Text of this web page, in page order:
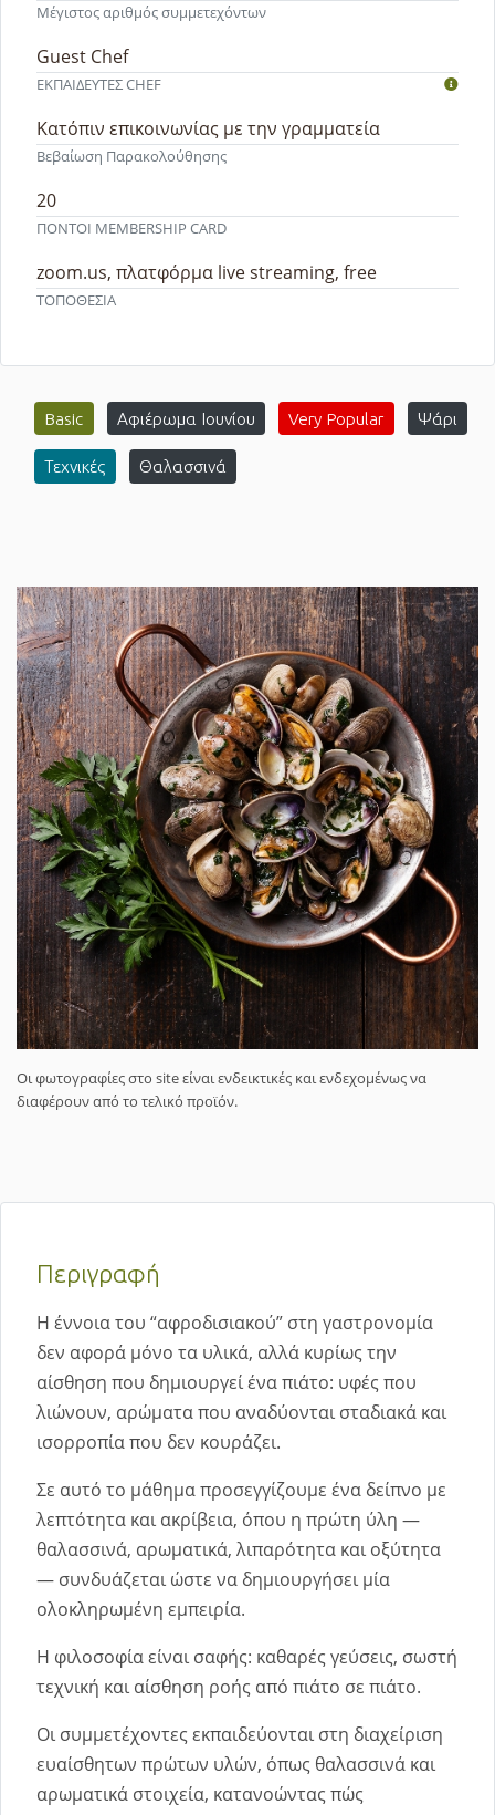
Μέγιστος αριθμός συμμετεχόντων
ΕΚΠΑΙΔΕΥΤEΣ CHEF
Guest Chef
Βεβαίωση Παρακολούθησης
Κατόπιν επικοινωνίας με την γραμματεία
ΠΟΝΤΟΙ MEMBERSHIP CARD
20
ΤΟΠΟΘΕΣΙΑ
zoom.us, πλατφόρμα live streaming, free
Basic Αφιέρωμα Ιουνίου Very Popular Ψάρι
Τεχνικές Θαλασσινά
Οι φωτογραφίες στο site είναι ενδεικτικές και ενδεχομένως να
διαφέρουν από το τελικό προϊόν.
Περιγραφή
Η έννοια του “αφροδισιακού” στη γαστρονομία
δεν αφορά μόνο τα υλικά, αλλά κυρίως την
αίσθηση που δημιουργεί ένα πιάτο: υφές που
λιώνουν, αρώματα που αναδύονται σταδιακά και
ισορροπία που δεν κουράζει.
Σε αυτό το μάθημα προσεγγίζουμε ένα δείπνο με
λεπτότητα και ακρίβεια, όπου η πρώτη ύλη —
θαλασσινά, αρωματικά, λιπαρότητα και οξύτητα
— συνδυάζεται ώστε να δημιουργήσει μία
ολοκληρωμένη εμπειρία.
Η φιλοσοφία είναι σαφής: καθαρές γεύσεις, σωστή
τεχνική και αίσθηση ροής από πιάτο σε πιάτο.
Οι συμμετέχοντες εκπαιδεύονται στη διαχείριση
ευαίσθητων πρώτων υλών, όπως θαλασσινά και
αρωματικά στοιχεία, κατανοώντας πώς